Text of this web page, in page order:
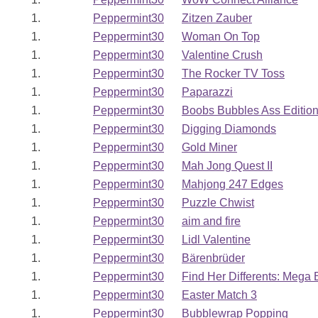
Crazy Rabbit
Spielaufrufe: 9935
Bowling Mania
Spielaufrufe:
Disco Bowling
Spielaufrufe: 9910
Bowling Alley
Spielaufrufe:
3D Bowling
Spielaufrufe:
Spannenedes Bowlingspiel.
Bowling
Spielaufrufe:
Lace up your virtual
Bowling game. Move the
1.
Peppermint30 Zitzen Zauber
1.
Peppermint30 Woman On Top
1.
Peppermint30 Valentine Crush
1.
Peppermint30 The Rocker TV Toss
1.
Peppermint30 Paparazzi
1.
Peppermint30 Boobs Bubbles Ass Edition
1.
Peppermint30 Digging Diamonds
1.
Peppermint30 Gold Miner
1.
Peppermint30 Mah Jong Quest II
1.
Peppermint30 Mahjong 247 Edges
1.
Peppermint30 Puzzle Chwist
1.
Peppermint30 aim and fire
1.
Peppermint30 Lidl Valentine
1.
Peppermint30 Bärenbrüder
1.
Peppermint30 Find Her Differents: Mega
1.
Peppermint30 Easter Match 3
1.
Peppermint30 Bubblewrap Popping